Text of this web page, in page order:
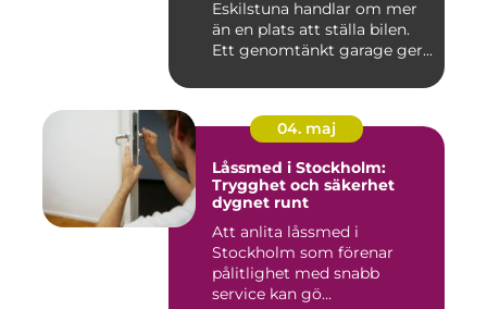
Eskilstuna handlar om mer
än en plats att ställa bilen.
Ett genomtänkt garage ger...
04. maj
Låssmed i Stockholm:
Trygghet och säkerhet
dygnet runt
Att anlita låssmed i
Stockholm som förenar
pålitlighet med snabb
service kan gö...